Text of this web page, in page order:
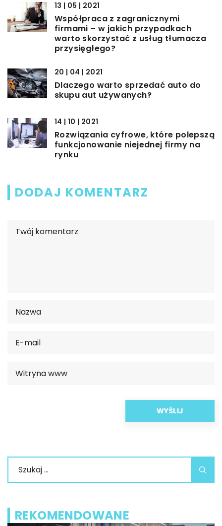
13 | 05 | 2021
Współpraca z zagranicznymi
firmami – w jakich przypadkach
warto skorzystać z usług tłumacza
przysięgłego?
20 | 04 | 2021
Dlaczego warto sprzedać auto do
skupu aut używanych?
14 | 10 | 2021
Rozwiązania cyfrowe, które polepszą
funkcjonowanie niejednej firmy na
rynku
DODAJ KOMENTARZ
REKOMENDOWANE